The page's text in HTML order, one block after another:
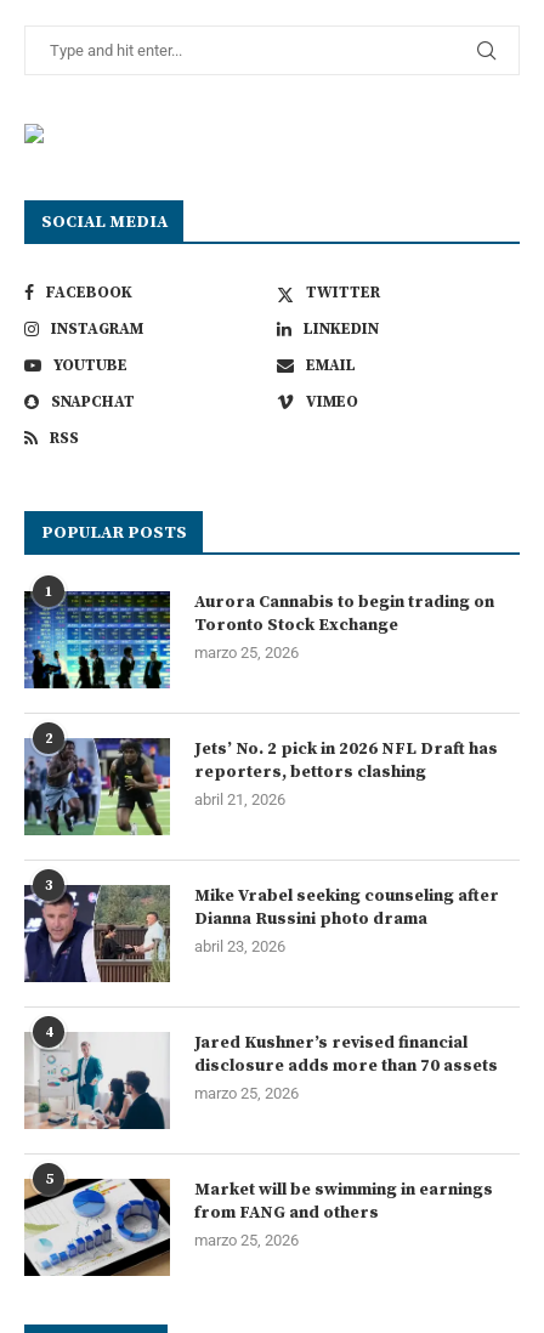
SOCIAL MEDIA
FACEBOOK
TWITTER
INSTAGRAM
LINKEDIN
YOUTUBE
EMAIL
SNAPCHAT
VIMEO
RSS
POPULAR POSTS
1
Aurora Cannabis to begin trading on
Toronto Stock Exchange
marzo 25, 2026
2
Jets’ No. 2 pick in 2026 NFL Draft has
reporters, bettors clashing
abril 21, 2026
3
Mike Vrabel seeking counseling after
Dianna Russini photo drama
abril 23, 2026
4
Jared Kushner’s revised financial
disclosure adds more than 70 assets
marzo 25, 2026
5
Market will be swimming in earnings
from FANG and others
marzo 25, 2026